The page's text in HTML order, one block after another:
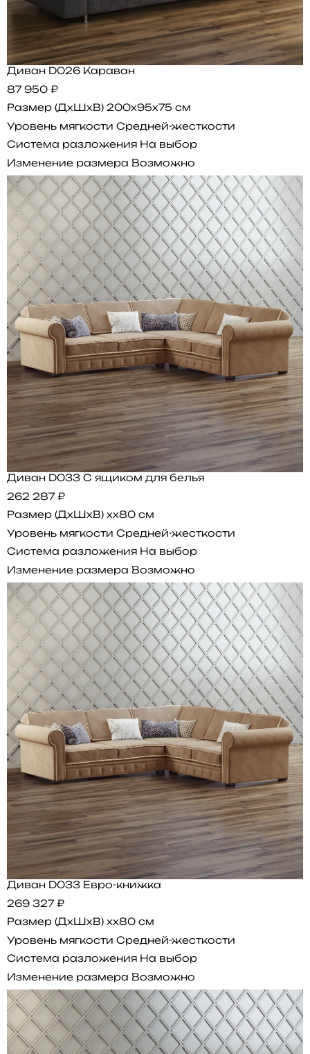
Диван D026 Караван
87 950 ₽
Размер (ДхШхВ) 200x95x75 см
Уровень мягкости Средней-жесткости
Система разложения На выбор
Изменение размера Возможно
Диван D033 С ящиком для белья
262 287 ₽
Размер (ДхШхВ) xx80 см
Уровень мягкости Средней-жесткости
Система разложения На выбор
Изменение размера Возможно
Диван D033 Евро-книжка
269 327 ₽
Размер (ДхШхВ) xx80 см
Уровень мягкости Средней-жесткости
Система разложения На выбор
Изменение размера Возможно